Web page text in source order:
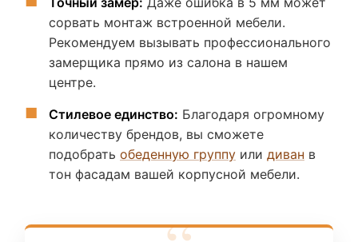
сорвать монтаж встроенной мебели.
Рекомендуем вызывать профессионального
замерщика прямо из салона в нашем
центре.
Стилевое единство: Благодаря огромному
количеству брендов, вы сможете
подобрать обеденную группу или диван в
тон фасадам вашей корпусной мебели.